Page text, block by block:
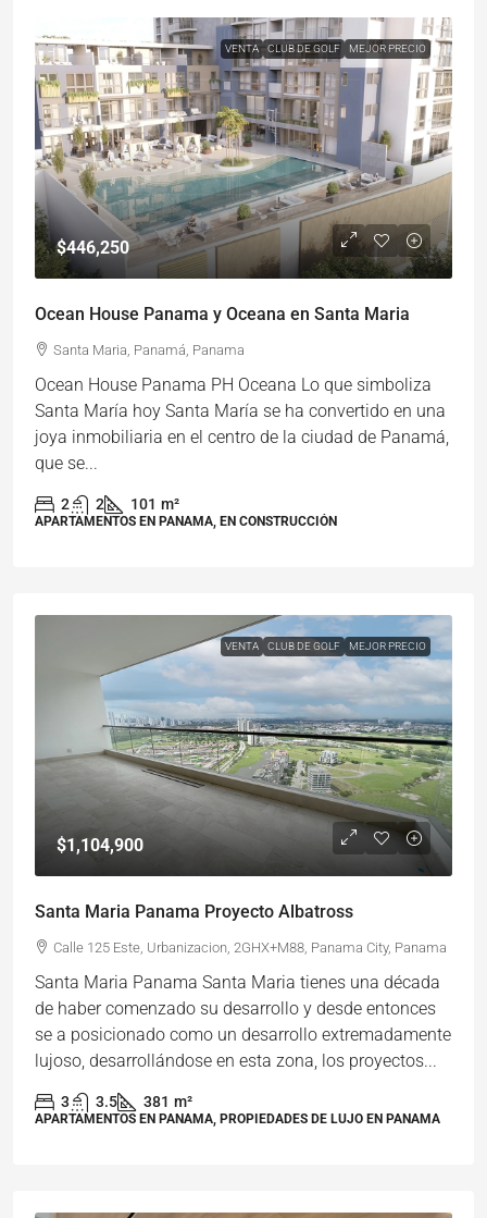
VENTA CLUB DE GOLF MEJOR PRECIO
$446,250
Ocean House Panama y Oceana en Santa Maria
Santa Maria, Panamá, Panama
Ocean House Panama PH Oceana Lo que simboliza
Santa María hoy Santa María se ha convertido en una
joya inmobiliaria en el centro de la ciudad de Panamá,
que se...
2 2 101 m²
APARTAMENTOS EN PANAMA, EN CONSTRUCCIÓN
VENTA CLUB DE GOLF MEJOR PRECIO
$1,104,900
Santa Maria Panama Proyecto Albatross
Calle 125 Este, Urbanizacion, 2GHX+M88, Panama City, Panama
Santa Maria Panama Santa Maria tienes una década
de haber comenzado su desarrollo y desde entonces
se a posicionado como un desarrollo extremadamente
lujoso, desarrollándose en esta zona, los proyectos...
3 3.5 381 m²
APARTAMENTOS EN PANAMA, PROPIEDADES DE LUJO EN PANAMA